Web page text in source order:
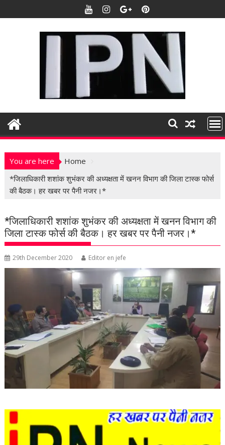
k
t
n
You are here
Home
*जिलाधिकारी शशांक शुभंकर की अध्यक्षता में खनन विभाग की जिला टास्क फोर्स
की बैठक। हर खबर पर पैनी नजर।*
*जिलाधिकारी शशांक शुभंकर की अध्यक्षता में खनन विभाग की
जिला टास्क फोर्स की बैठक। हर खबर पर पैनी नजर।*
29th December 2020 Editor en jefe